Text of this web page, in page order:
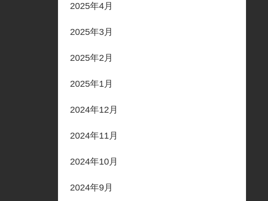
2025年4月
2025年3月
2025年2月
2025年1月
2024年12月
2024年11月
2024年10月
2024年9月